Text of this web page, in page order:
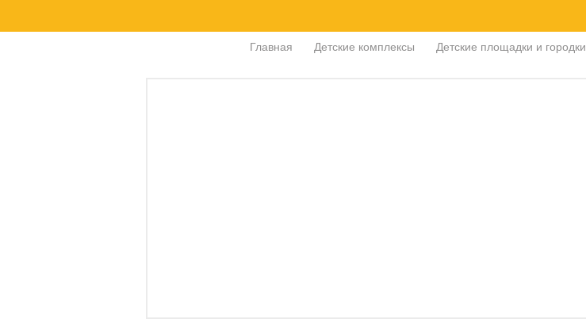
Главная Детские комплексы Детские площадки и городки